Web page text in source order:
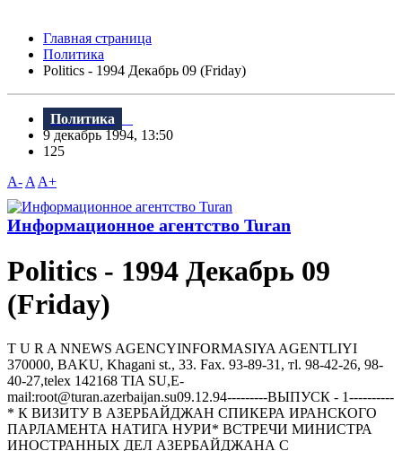
Главная страница
Политика
Politics - 1994 Декабрь 09 (Friday)
Политика
9 декабрь 1994, 13:50
125
A- A A+
Информационное агентство Turan
Politics - 1994 Декабрь 09
(Friday)
T U R A NNEWS AGENCYINFORMASIYA AGENTLIYI
370000, BAKU, Khagani st., 33. Fax. 93-89-31, тl. 98-42-26, 98-
40-27,telex 142168 TIA SU,E-
mail:root@turan.azerbaijan.su09.12.94---------ВЫПУСК - 1----------
* К ВИЗИТУ В АЗЕРБАЙДЖАН СПИКЕРА ИРАНСКОГО
ПАРЛАМЕНТА НАТИГА НУРИ* ВСТРЕЧИ МИНИСТРА
ИНОСТРАННЫХ ДЕЛ АЗЕРБАЙДЖАНА С